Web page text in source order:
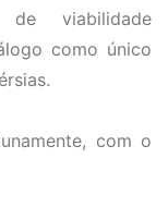
viabilidade
como único
com o